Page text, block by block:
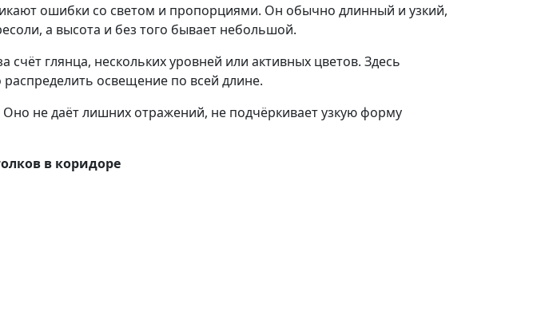
ошибки со светом и пропорциями. Он обычно длинный и узкий,
а высота и без того бывает небольшой.
глянца, нескольких уровней или активных цветов. Здесь
освещение по всей длине.
не даёт лишних отражений, не подчёркивает узкую форму
в коридоре